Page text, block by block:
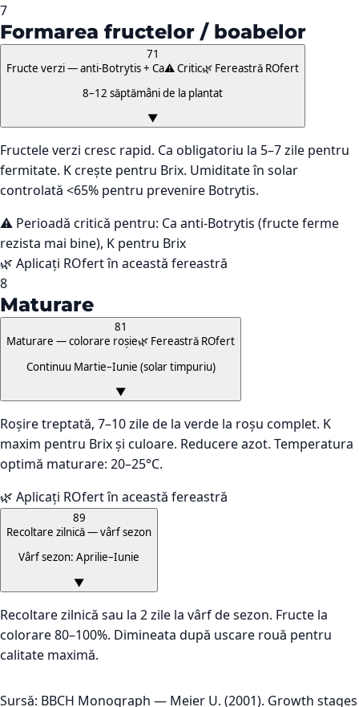
7
Formarea fructelor / boabelor
71
Fructe verzi — anti-Botrytis + Ca⚠️ Critic🌿 Fereastră ROfert
8–12 săptămâni de la plantat
▼
Fructele verzi cresc rapid. Ca obligatoriu la 5–7 zile pentru
fermitate. K crește pentru Brix. Umiditate în solar
controlată <65% pentru prevenire Botrytis.
⚠️ Perioadă critică pentru: Ca anti-Botrytis (fructe ferme
rezista mai bine), K pentru Brix
🌿 Aplicați ROfert în această fereastră
8
Maturare
81
Maturare — colorare roșie🌿 Fereastră ROfert
Continuu Martie–Iunie (solar timpuriu)
▼
Roșire treptată, 7–10 zile de la verde la roșu complet. K
maxim pentru Brix și culoare. Reducere azot. Temperatura
optimă maturare: 20–25°C.
🌿 Aplicați ROfert în această fereastră
89
Recoltare zilnică — vârf sezon
Vârf sezon: Aprilie–Iunie
▼
Recoltare zilnică sau la 2 zile la vârf de sezon. Fructe la
colorare 80–100%. Dimineata după uscare rouă pentru
calitate maximă.
Sursă: BBCH Monograph — Meier U. (2001). Growth stages